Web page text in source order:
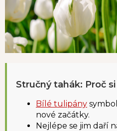
Stručný tahák: Proč
Bílé tulipány
nové začátky.
Nejlépe se jim daří